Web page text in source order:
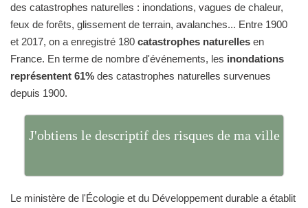
des catastrophes naturelles : inondations, vagues de chaleur,
feux de forêts, glissement de terrain, avalanches... Entre 1900
et 2017, on a enregistré 180 catastrophes naturelles en
France. En terme de nombre d'événements, les inondations
représentent 61% des catastrophes naturelles survenues
depuis 1900.
J'obtiens le descriptif des risques de ma ville
Le ministère de l'Écologie et du Développement durable a établit